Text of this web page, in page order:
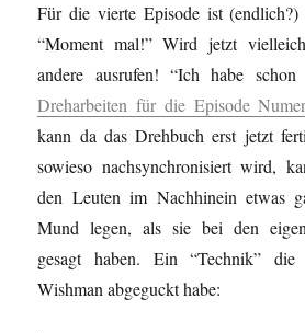
Für die vierte Episode ist
“Moment mal!” Wird jetzt
andere ausrufen! “Ich habe
Dreharbeiten für die Episode
kann da das Drehbuch erst jetzt
sowieso nachsynchronisiert wird,
den Leuten im Nachhinein etwas
Mund legen, als sie bei den
gesagt haben. Ein “Technik”
Wishman abgeguckt habe: